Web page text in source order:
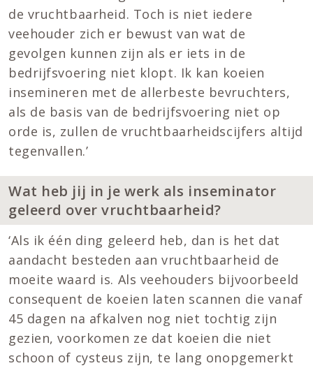
de vruchtbaarheid. Toch is niet iedere
veehouder zich er bewust van wat de
gevolgen kunnen zijn als er iets in de
bedrijfsvoering niet klopt. Ik kan koeien
insemineren met de allerbeste bevruchters,
als de basis van de bedrijfsvoering niet op
orde is, zullen de vruchtbaarheidscijfers altijd
tegenvallen.’
Wat heb jij in je werk als inseminator
geleerd over vruchtbaarheid?
‘Als ik één ding geleerd heb, dan is het dat
aandacht besteden aan vruchtbaarheid de
moeite waard is. Als veehouders bijvoorbeeld
consequent de koeien laten scannen die vanaf
45 dagen na afkalven nog niet tochtig zijn
gezien, voorkomen ze dat koeien die niet
schoon of cysteus zijn, te lang onopgemerkt